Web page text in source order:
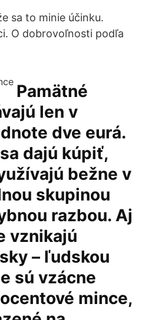
sa to minie účinku.
O dobrovoľnosti podľa
Pamätné
len v
dve eurá.
dajú kúpiť,
bežne v
skupinou
razbou. Aj
vznikajú
– ľudskou
sú vzácne
mince,